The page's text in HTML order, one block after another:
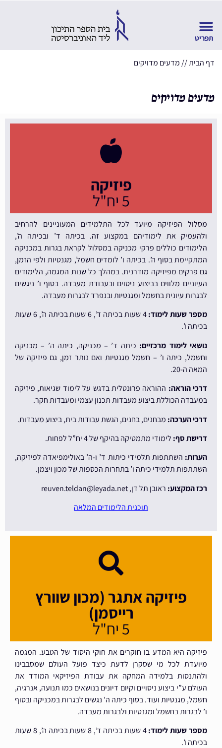
דף הבית// מדעים מדויקים
מדעים מדויקים
פיזיקה
5 יח"ל
מסלול הפיזיקה מיועד לכל התלמידים המעוניינים להרחיב
ולהעמיק את לימודיהם במקצוע זה. בכיתה ד’ ובכיתה ה’,
הלימודים כוללים פרקי מכניקה במסלול לקראת בגרות במכניקה
המתקיימת בסוף ה’. בכיתה ו’ לומדים חשמל, מגנטיות ולפי הזמן,
גם פרקים מפיזיקה מודרנית. במהלך כל שנות המגמה, הלימודים
העיוניים מלווים בביצוע ניסוים ובעבודת מעבדה. בסוף ו’ ניגשים
לבגרות עיונית בחשמל ומגנטיות ובנפרד לבגרות מעבדה.
מספר שעות לימוד:
4 שעות בכיתה ד’, 6 שעות בכיתה ה’, 6 שעות
בכיתה ו’.
נושאי לימוד מרכזיים: כיתה ד’ – מכניקה, כיתה ה’ – מכניקה
וחשמל, כיתה ו’ – חשמל מגנטיות ואם נותר זמן, גם פיזיקה של
המאה ה-20.
דרכי הוראה: ההוראה פרונטלית בדגש על לימוד שגיאות, פיזיקה
במעבדה הכוללת ביצוע מעבדות תכנון עצמי ומעבדות חקר.
דרכי הערכה: מבחנים, בחנים, הגשת עבודות בית, ביצוע מעבדות.
דרישת סף: לימודי מתמטיקה בהיקף של 4 יח”ל לפחות.
הערות: השתתפות תלמידי כיתות ד’ ו-ה’ באולימפיאדה לפיזיקה,
השתתפות תלמידי כיתה ו’ בתחרות הכספות של מכון ויצמן.
רכז המקצוע: ראובן תל דן, reuven.teldan@leyada.net
תוכנית הלימודים המלאה
פיזיקה אתגר (מכון שוורץ
רייסמן)
5 יח"ל
פיזיקה היא המדע בו חוקרים את חוקי היסוד של הטבע. המגמה
מיועדת לכל מי שסקרן לדעת כיצד פועל העולם שמסבבינו
ולהתנסות בלמידה המחקה את עבודת הפיזיקאי המודד את
העולם ע”י ביצוע ניסויים וקיום דיונים בנושאים כמו תנועה, אנרגיה,
חשמל, מגנטיות ועוד. בסוף כיתה ה’ נגשים לבגרות במכניקה ובסוף
ו’ לבגרות בחשמל ומגנטיות ולבגרות מעבדה.
מספר שעות לימוד:
4 שעות בכיתה ד’, 8 שעות בכיתה ה’, 8 שעות
בכיתה ו’.